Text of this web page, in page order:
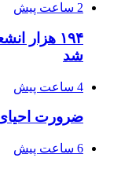
2 ساعت پیش
۱۹۴ هزار
شد
4 ساعت پیش
ضرورت
6 ساعت پیش